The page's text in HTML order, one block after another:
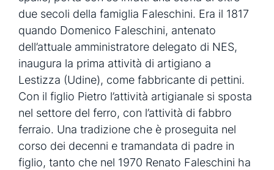
due secoli della famiglia Faleschini. Era il 1817
quando Domenico Faleschini, antenato
dell’attuale amministratore delegato di NES,
inaugura la prima attività di artigiano a
Lestizza (Udine), come fabbricante di pettini.
Con il figlio Pietro l’attività artigianale si sposta
nel settore del ferro, con l’attività di fabbro
ferraio. Una tradizione che è proseguita nel
corso dei decenni e tramandata di padre in
figlio, tanto che nel 1970 Renato Faleschini ha